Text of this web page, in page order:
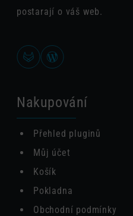
postarají o váš web.
Nakupování
Přehled pluginů
Můj účet
Košík
Pokladna
Obchodní podmínky